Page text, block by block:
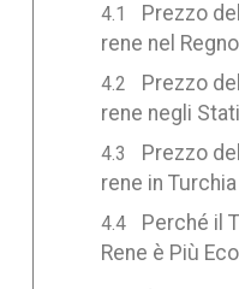
Prezzo
rene nel
Prezzo
rene negli
Prezzo
rene in Turchia
Perché il
Rene è Più